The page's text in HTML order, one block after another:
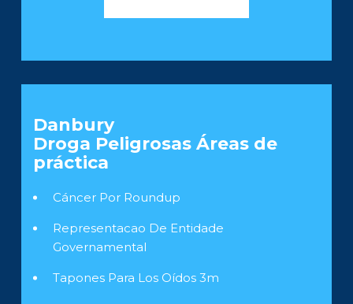
Danbury
Droga Peligrosas Áreas de
práctica
Cáncer Por Roundup
Representacao De Entidade
Governamental
Tapones Para Los Oídos 3m